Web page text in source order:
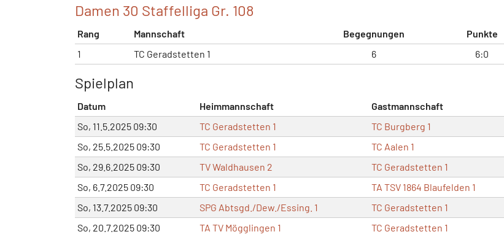
Damen 30 Staffelliga Gr. 108
Rang Mannschaft Begegnungen Punkte
1
TC Geradstetten 1 6 6:0
Spielplan
Datum Heimmannschaft Gastmannschaft
So, 11.5.2025 09:30
TC Geradstetten 1 TC Burgberg 1
So, 25.5.2025 09:30
TC Geradstetten 1 TC Aalen 1
So, 29.6.2025 09:30
TV Waldhausen 2 TC Geradstetten 1
So, 6.7.2025 09:30
TC Geradstetten 1 TA TSV 1864 Blaufelden 1
So, 13.7.2025 09:30
SPG Abtsgd./Dew./Essing. 1 TC Geradstetten 1
So, 20.7.2025 09:30
TA TV Mögglingen 1 TC Geradstetten 1